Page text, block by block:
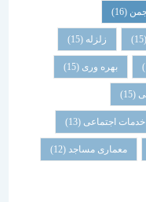
زلزله
وری(15)
(13)
مساجد(12)